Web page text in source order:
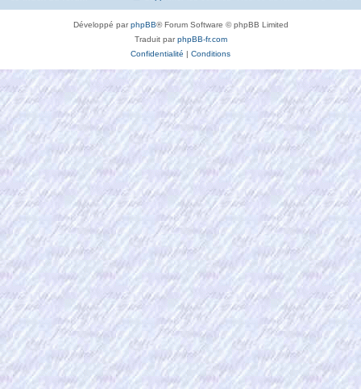
Développé parphpBB® Forum Software © phpBB Limited
Traduit parphpBB-fr.com
Confidentialité | Conditions